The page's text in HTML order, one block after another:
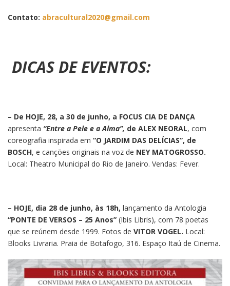
Contato: abracultural2020@gmail.com
DICAS DE EVENTOS:
– De HOJE, 28, a 30 de junho, a FOCUS CIA DE DANÇA
apresenta “Entre a Pele e a Alma”, de ALEX NEORAL, com
coreografia inspirada em “O JARDIM DAS DELÍCIAS”, de
BOSCH, e canções originais na voz de NEY MATOGROSSO.
Local: Theatro Municipal do Rio de Janeiro. Vendas: Fever.
– HOJE, dia 28 de junho, às 18h, lançamento da Antologia
“PONTE DE VERSOS – 25 Anos” (Ibis Libris), com 78 poetas
que se reúnem desde 1999. Fotos de VITOR VOGEL. Local:
Blooks Livraria. Praia de Botafogo, 316. Espaço Itaú de Cinema.